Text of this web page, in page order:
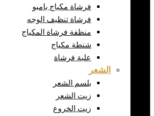
فرشاة مكياج بامبو
فرشاة تنظيف الوجه
منظفة فرشاة المكياج
شنطة مكياج
علبة فرشاة
الشعر
بلسم الشعر
زيت الشعر
زيت الخروع